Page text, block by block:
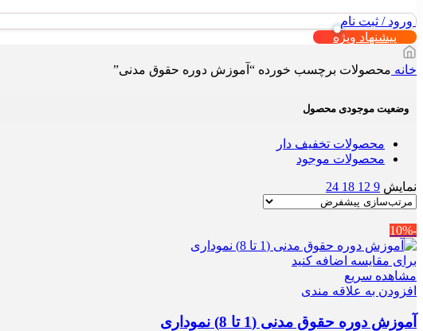
ورود / ثبت نام
پیشنهاد ویژه
خانه محصولات برچسب خورده “آموزش دوره حقوق مدنی”
وضعیت موجودی محصول
محصولات تخفیف دار
محصولات موجود
نمایش 9
12
18
24
-10%
برای مقایسه اضافه کنید
مشاهده سریع
افزودن به علاقه مندی
آموزش دوره حقوق مدنی (1 تا 8) نموداری